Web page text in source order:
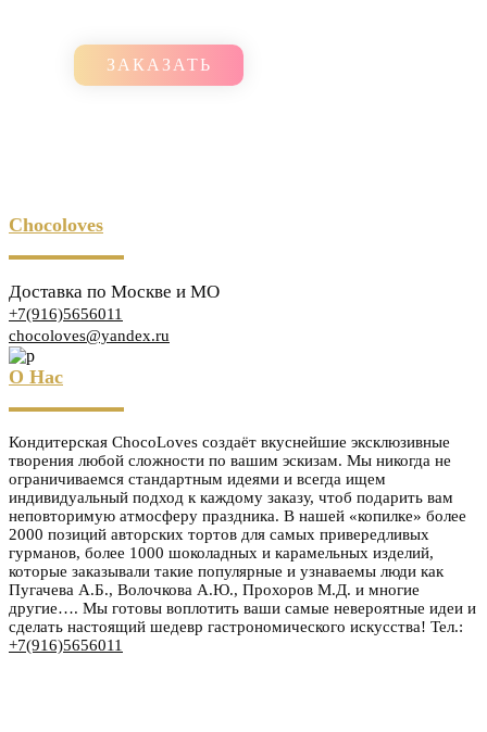
ЗАКАЗАТЬ
Chocoloves
Доставка по Москве и МО
+7(916)5656011
chocoloves@yandex.ru
О Нас
Кондитерская ChocoLoves создаёт вкуснейшие эксклюзивные
творения любой сложности по вашим эскизам. Мы никогда не
ограничиваемся стандартным идеями и всегда ищем
индивидуальный подход к каждому заказу, чтоб подарить вам
неповторимую атмосферу праздника. В нашей «копилке» более
2000 позиций авторских тортов для самых привередливых
гурманов, более 1000 шоколадных и карамельных изделий,
которые заказывали такие популярные и узнаваемы люди как
Пугачева А.Б., Волочкова А.Ю., Прохоров М.Д. и многие
другие…. Мы готовы воплотить ваши самые невероятные идеи и
сделать настоящий шедевр гастрономического искусства! Тел.:
+7(916)5656011